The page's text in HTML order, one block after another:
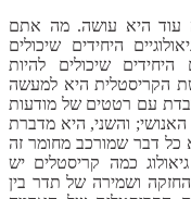
עוד היא עושה. מה אתם
היחידים שיכולים
שיכולים להיות
הקריסטלית היא למעשה
עם רטטים של מודעות
והשני, היא מדברת
כל דבר שמורכב מחומר זה
כמה קריסטלים יש
ושמירה של תדר בין